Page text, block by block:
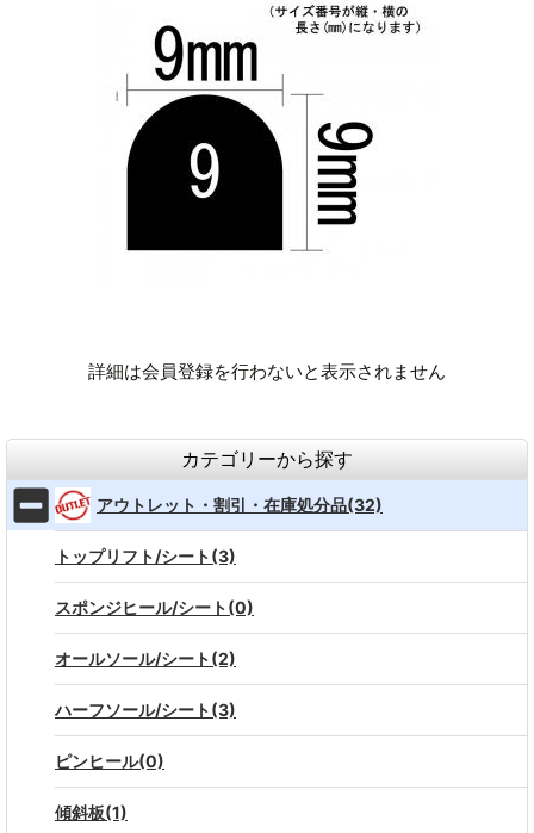
詳細は会員登録を行わないと表示されません
カテゴリーから探す
アウトレット・割引・在庫処分品(32)
トップリフト/シート(3)
スポンジヒール/シート(0)
オールソール/シート(2)
ハーフソール/シート(3)
ピンヒール(0)
傾斜板(1)